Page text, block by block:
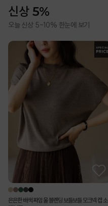
신상 5%
오늘 신상 5-10% 한눈에 보기
은은한 배색 짜임 울 블렌딩 보들보들 모크넥 캡 소